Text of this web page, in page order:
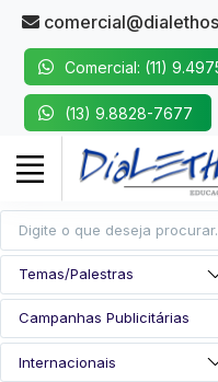
Comercial: (11)
(13) 9.8828-7677